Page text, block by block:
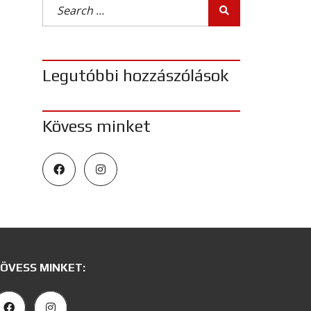
Legutóbbi hozzászólások
Kövess minket
MINKET: